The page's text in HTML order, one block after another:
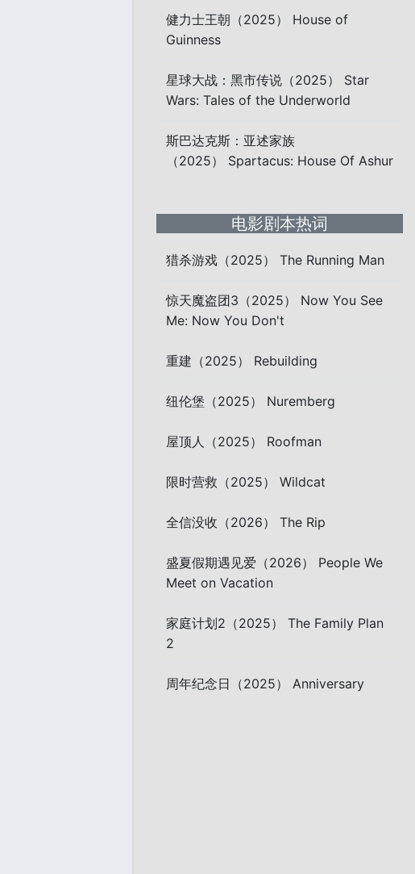
健力士王朝（2025） House of
Guinness
星球大战：黑市传说（2025） Star
Wars: Tales of the Underworld
斯巴达克斯：亚述家族
（2025） Spartacus: House Of Ashur
电影剧本热词
猎杀游戏（2025） The Running Man
惊天魔盗团3（2025） Now You See
Me: Now You Don't
重建（2025） Rebuilding
纽伦堡（2025） Nuremberg
屋顶人（2025） Roofman
限时营救（2025） Wildcat
全信没收（2026） The Rip
盛夏假期遇见爱（2026） People We
Meet on Vacation
家庭计划2（2025） The Family Plan
2
周年纪念日（2025） Anniversary